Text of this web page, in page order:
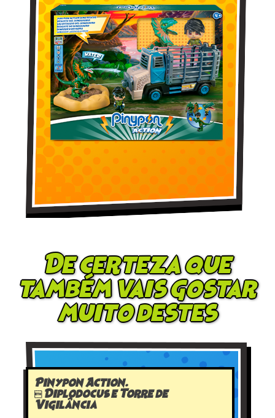
De certeza que
também vais gostar
muito destes
Pinypon Action.
 Diplodocus e Torre de
Vigilância